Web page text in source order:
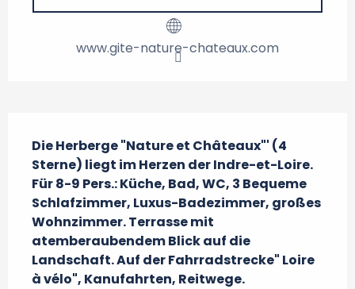
www.gite-nature-chateaux.com
Die Herberge "Nature et Châteaux"' (4
Sterne) liegt im Herzen der Indre-et-Loire.
Für 8-9 Pers.: Küche, Bad, WC, 3 Bequeme
Schlafzimmer, Luxus-Badezimmer, großes
Wohnzimmer. Terrasse mit
atemberaubendem Blick auf die
Landschaft. Auf der Fahrradstrecke" Loire
à vélo", Kanufahrten, Reitwege.